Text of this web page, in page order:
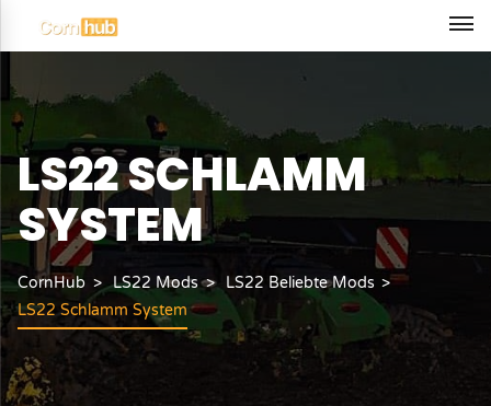
LS22 SCHLAMM
SYSTEM
CornHub LS22 Mods
LS22 Beliebte Mods
LS22 Schlamm System